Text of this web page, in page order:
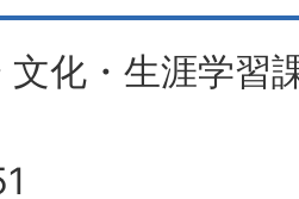
文化・生涯学習